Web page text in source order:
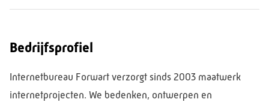
Bedrijfsprofiel
Internetbureau Forwart verzorgt sinds 2003 maatwerk
internetprojecten. We bedenken, ontwerpen en